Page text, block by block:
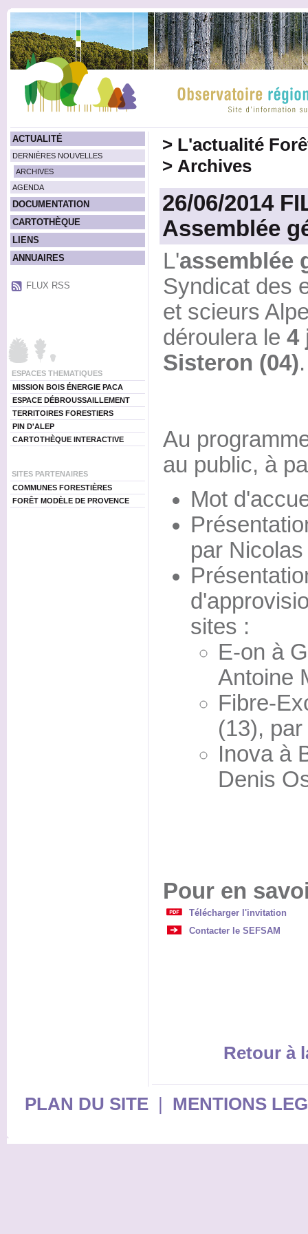
ACTUALITÉ
DERNIÈRES NOUVELLES
ARCHIVES
AGENDA
DOCUMENTATION
CARTOTHÈQUE
LIENS
ANNUAIRES
FLUX RSS
ESPACES THEMATIQUES
MISSION BOIS ÉNERGIE PACA
ESPACE DÉBROUSSAILLEMENT
TERRITOIRES FORESTIERS
PIN D'ALEP
CARTOTHÈQUE INTERACTIVE
SITES PARTENAIRES
COMMUNES FORESTIÈRES
FORÊT MODÈLE DE PROVENCE
> L'actualité
> Archives
26/06/2014
Assemblée
L'assemblée
Syndicat des
et scieurs
déroulera le 4
Sisteron (04).
Au
au public, à
Mot
par
sites :
E-on à
Antoine
Fibre-
(13),
Inova à
Denis
Pour en
Télécharger l'invitation
Contacter le SEFSAM
Retour à
PLAN DU SITE| MENTIONS